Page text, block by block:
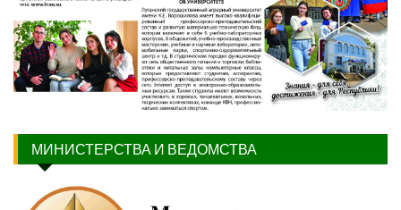
МИНИСТЕРСТВА И ВЕДОМСТВА